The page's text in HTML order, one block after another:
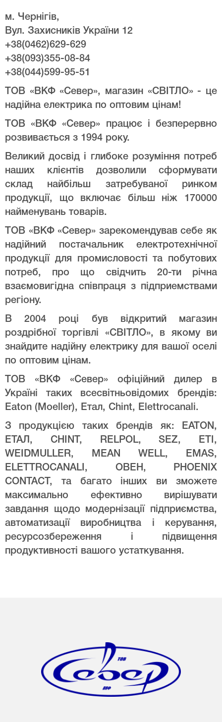
м. Чернігів,
Вул. Захисників України 12
+38(0462)629-629
+38(093)355-08-84
+38(044)599-95-51
ТОВ «ВКФ «Север», магазин «СВІТЛО» - це
надійна електрика по оптовим цінам!
ТОВ «ВКФ «Север» працює і безперервно
розвивається з 1994 року.
Великий досвід і глибоке розуміння потреб
наших клієнтів дозволили сформувати
склад найбільш затребуваної ринком
продукції, що включає більш ніж 170000
найменувань товарів.
ТОВ «ВКФ «Север» зарекомендував себе як
надійний постачальник електротехнічної
продукції для промисловості та побутових
потреб, про що свідчить 20-ти річна
взаємовигідна співпраця з підприемствами
регіону.
В 2004 році був відкритий магазин
роздрібної торгівлі «СВІТЛО», в якому ви
знайдите надійну електрику для вашої оселі
по оптовим цінам.
ТОВ «ВКФ «Север» офіційний дилер в
Україні таких всесвітньовідомих брендів:
Eaton (Moeller), Етал, Chint, Elettrocanali.
З продукцією таких брендів як: EATON,
ЕТАЛ, CHINT, RELPOL, SEZ, ETI,
WEIDMULLER, MEAN WELL, EMAS,
ELETTROCANALI, ОВЕН, PHOENIX
CONTACT, та багато інших ви зможете
максимально ефективно вирішувати
завдання щодо модернізації підприємства,
автоматизації виробництва і керування,
ресурсозбереження і підвищення
продуктивності вашого устаткування.